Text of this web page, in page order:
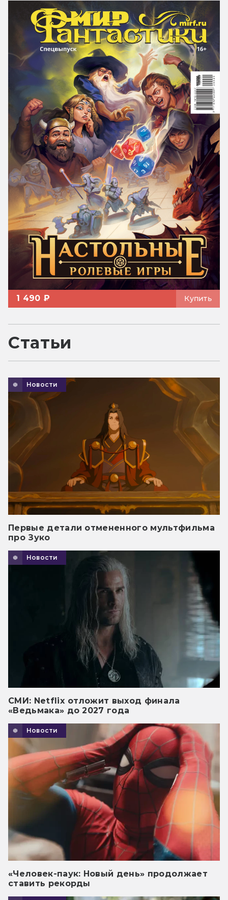
1 490 ₽ Купить
Статьи
Новости
Первые детали отмененного мультфильма
про Зуко
Новости
СМИ: Netflix отложит выход финала
«Ведьмака» до 2027 года
Новости
«Человек-паук: Новый день» продолжает
ставить рекорды